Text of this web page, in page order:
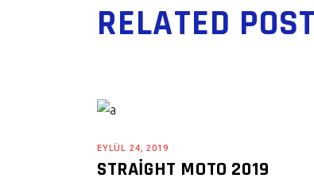
RELATED
EYLÜL 24, 2019
STRAIGHT MOTO 2019